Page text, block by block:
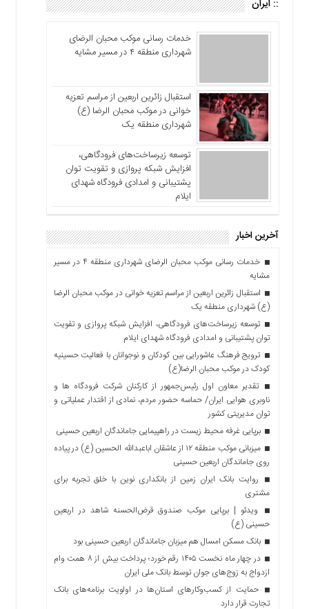
:: ایران
خدمات رسانی موکب محبان الرضای
شهرداری منطقه ۴ در مسیر مشایه
استقبال زائرین اربعین از مراسم تعزیه
خوانی در موکب محبان الرضا (ع)
شهرداری منطقه یک
توسعه زیرساخت‌های فرودگاهی،
افزایش شبکه پروازی و تقویت توان
پشتیبانی و امدادی فرودگاه شهدای
ایلام
آخرین اخبار
خدمات رسانی موکب محبان الرضای شهرداری منطقه ۴ در مسیر
مشایه
استقبال زائرین اربعین از مراسم تعزیه خوانی در موکب محبان الرضا
(ع) شهرداری منطقه یک
توسعه زیرساخت‌های فرودگاهی، افزایش شبکه پروازی و تقویت
توان پشتیبانی و امدادی فرودگاه شهدای ایلام
ترویج فرهنگ عاشورایی بین کودکان و نوجوانان با فعالیت حسینیه
کودک در موکب محبان الرضا(ع)
تقدیر معاون اول رئیس‌جمهور از کارکنان شرکت فرودگاه ها و
ناوبری هوایی ایران/ حماسه حضور مردم، نمادی از اقتدار عملیاتی و
توان مدیریتی کشور
برپایی غرفه محیط زیست در راهپیمایی جاماندگان اربعین حسینی
میزبانی موکب منطقه ۱۲ از عاشقان اباعبدالله الحسین (ع) در پیاده
روی جاماندگان اربعین حسینی
روایت بانک ایران زمین از بانکداری نوین با خلق تجربه برای
مشتری
ویدئو | برپایی موکب صندوق قرض‌الحسنه شاهد در اربعین
حسینی (ع)
بانک مسکن امسال هم میزبان جاماندگان اربعین حسینی بود
در چهار ماه نخست ۱۴۰۵ رقم خورد؛ پرداخت بیش از ۸ همت وام
ازدواج به زوج‌های جوان توسط بانک ملی ایران
حمایت از کسب‌وکارهای استان‌ها در اولویت برنامه‌های بانک
تجارت قرار دارد